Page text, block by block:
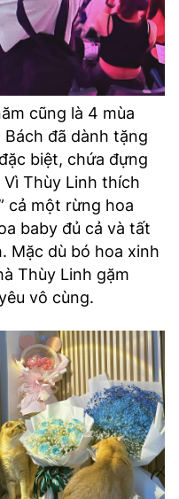
cũng là 4 mùa
Bách đã dành tặng
biệt, chứa đựng
Thùy Linh thích
cả một rừng hoa
baby đủ cả và tất
Mặc dù bó hoa xinh
Thùy Linh gặm
vô cùng.